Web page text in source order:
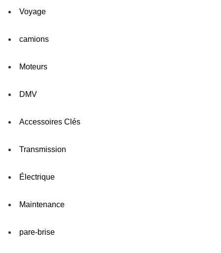
Voyage
camions
Moteurs
DMV
Accessoires Clés
Transmission
Électrique
Maintenance
pare-brise